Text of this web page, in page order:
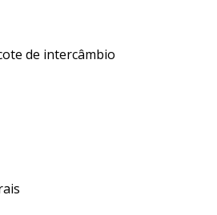
de intercâmbio